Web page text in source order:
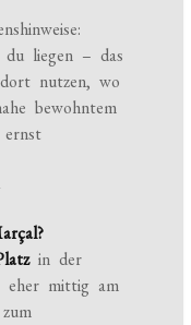
liegen – das
nutzen, wo
bewohntem
in der
eher mittig am